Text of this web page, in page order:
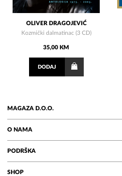
OLIVER DRAGOJEVIĆ
Kozmički dalmatinac (3 CD)
35,00 KM
DODAJ
MAGAZA D.O.O.
O NAMA
PODRŠKA
SHOP